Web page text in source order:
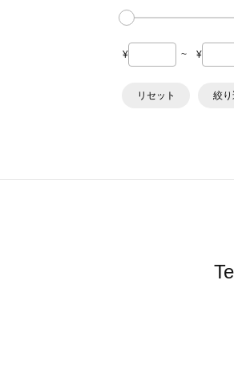
¥ ~ ¥
リセット 絞